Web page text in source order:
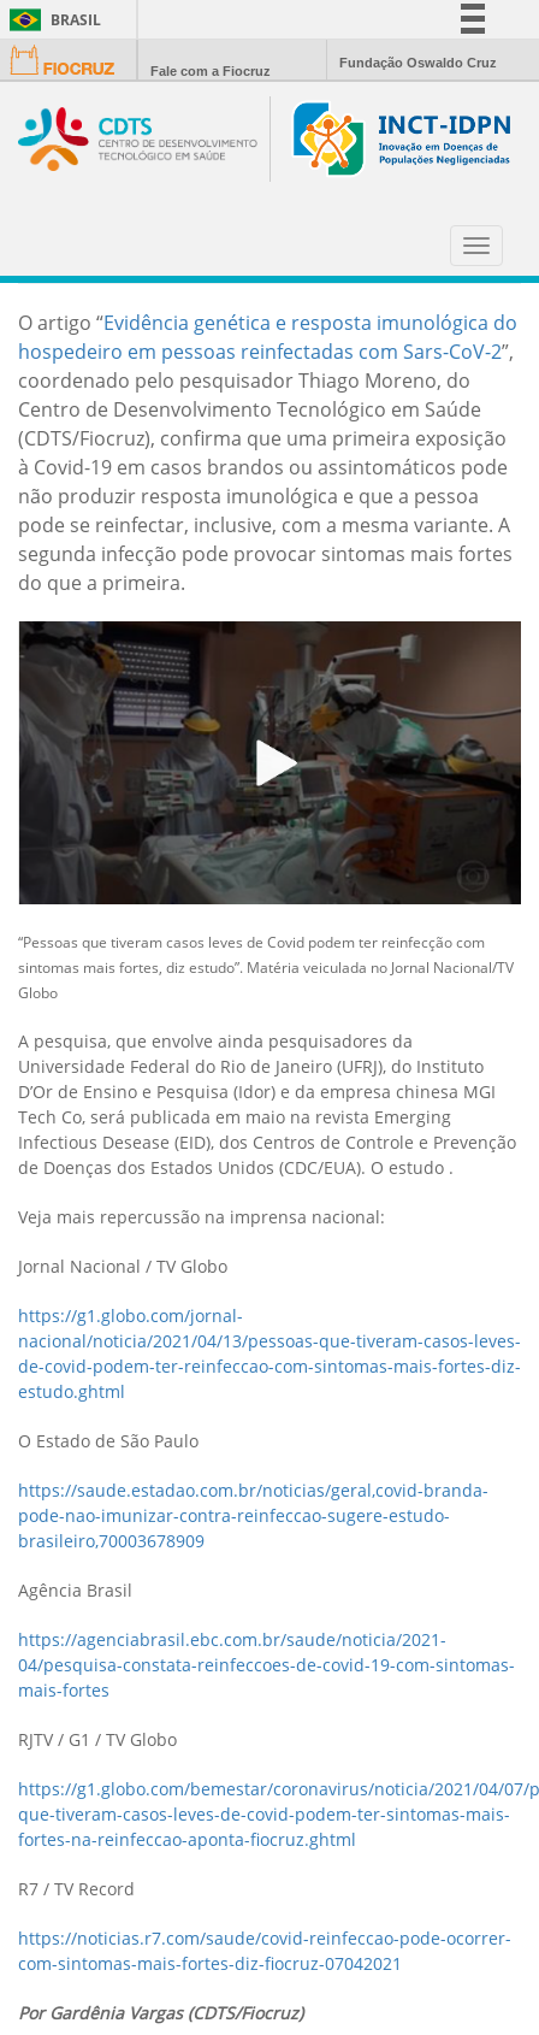
BRASIL
Simplifique!
Participe
Acesso à informação
Fale com a Fiocruz
Fundação Oswaldo Cruz
Toggle
REINFECÇÃO PELO CORONAVÍRUS
O artigo “Evidência genética e resposta imunológica do
hospedeiro em pessoas reinfectadas com Sars-CoV-2”,
coordenado pelo pesquisador Thiago Moreno, do
Centro de Desenvolvimento Tecnológico em Saúde
(CDTS/Fiocruz), confirma que uma primeira exposição
à Covid-19 em casos brandos ou assintomáticos pode
não produzir resposta imunológica e que a pessoa
pode se reinfectar, inclusive, com a mesma variante. A
segunda infecção pode provocar sintomas mais fortes
do que a primeira.
“Pessoas que tiveram casos leves de Covid podem ter reinfecção com
sintomas mais fortes, diz estudo”. Matéria veiculada no Jornal Nacional/TV
Globo
A pesquisa, que envolve ainda pesquisadores da
Universidade Federal do Rio de Janeiro (UFRJ), do Instituto
D’Or de Ensino e Pesquisa (Idor) e da empresa chinesa MGI
Tech Co, será publicada em maio na revista Emerging
Infectious Desease (EID), dos Centros de Controle e Prevenção
de Doenças dos Estados Unidos (CDC/EUA). O estudo .
Veja mais repercussão na imprensa nacional:
Jornal Nacional / TV Globo
https://g1.globo.com/jornal-
nacional/noticia/2021/04/13/pessoas-que-tiveram-casos-leves-
de-covid-podem-ter-reinfeccao-com-sintomas-mais-fortes-diz-
estudo.ghtml
O Estado de São Paulo
https://saude.estadao.com.br/noticias/geral,covid-branda-
pode-nao-imunizar-contra-reinfeccao-sugere-estudo-
brasileiro,70003678909
Agência Brasil
https://agenciabrasil.ebc.com.br/saude/noticia/2021-
04/pesquisa-constata-reinfeccoes-de-covid-19-com-sintomas-
mais-fortes
RJTV / G1 / TV Globo
https://g1.globo.com/bemestar/coronavirus/noticia/2021/04/07/
que-tiveram-casos-leves-de-covid-podem-ter-sintomas-mais-
fortes-na-reinfeccao-aponta-fiocruz.ghtml
R7 / TV Record
https://noticias.r7.com/saude/covid-reinfeccao-pode-ocorrer-
com-sintomas-mais-fortes-diz-fiocruz-07042021
Por Gardênia Vargas (CDTS/Fiocruz)